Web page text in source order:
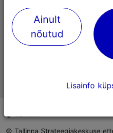
TripAdvisori® hinnangud ja
© Tallinna Strateegiakeskuse
Ainult
nõutud
Lisainfo